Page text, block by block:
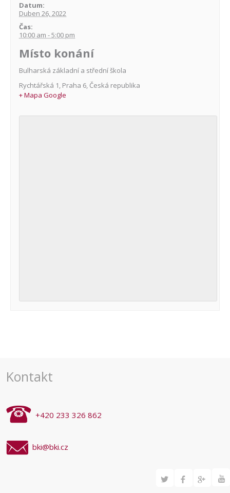
Datum:
Duben 26, 2022
Čas:
10:00 am - 5:00 pm
Místo konání
Bulharská základní a střední škola
Rychtářská 1, Praha 6, Česká republika
+ Mapa Google
Kontakt
+420 233 326 862
bki@bki.cz